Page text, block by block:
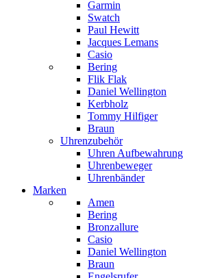
Garmin
Swatch
Paul Hewitt
Jacques Lemans
Casio
Bering
Flik Flak
Daniel Wellington
Kerbholz
Tommy Hilfiger
Braun
Uhrenzubehör
Uhren Aufbewahrung
Uhrenbeweger
Uhrenbänder
Marken
Amen
Bering
Bronzallure
Casio
Daniel Wellington
Braun